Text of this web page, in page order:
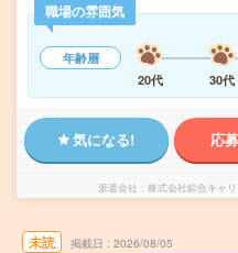
職場の雰囲気
年齢層
20代
30代
気になる! 応
派遣会社 株式会社綜合キャ
未読 掲載日 2026/08/05